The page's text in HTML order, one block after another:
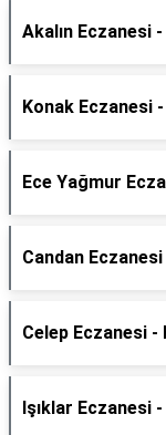
Akalın Eczanesi
Konak Eczanesi
Ece Yağmur
Candan
Celep Eczanesi -
Işıklar Eczanesi